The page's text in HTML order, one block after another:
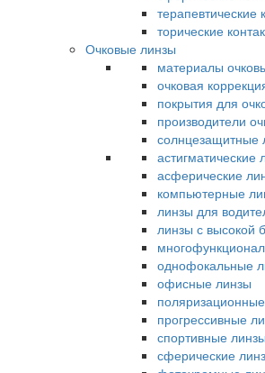
терапевтические
торические
Очковые линзы
материалы
очковая
покрытия для
производители
солнцезащитные
астигматические
асферические
компьютерные
линзы для
линзы с высокой
однофокальные
офисные линзы
прогрессивные
спортивные линзы
сферические